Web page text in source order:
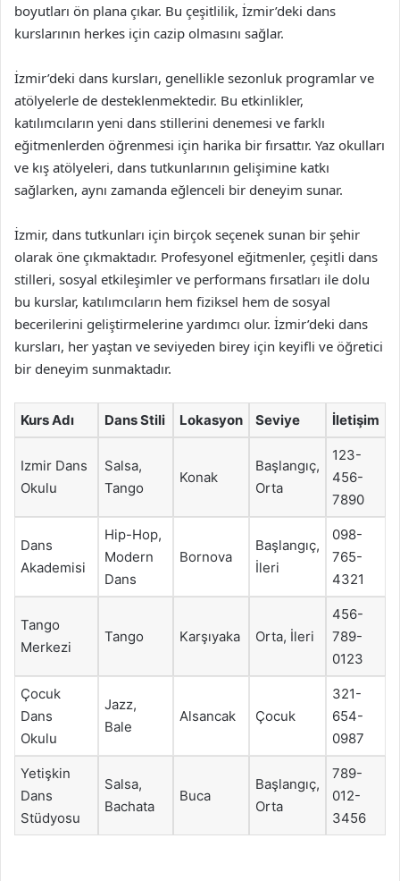
boyutları ön plana çıkar. Bu çeşitlilik, İzmir’deki dans
kurslarının herkes için cazip olmasını sağlar.
İzmir’deki dans kursları, genellikle sezonluk programlar ve
atölyelerle de desteklenmektedir. Bu etkinlikler,
katılımcıların yeni dans stillerini denemesi ve farklı
eğitmenlerden öğrenmesi için harika bir fırsattır. Yaz okulları
ve kış atölyeleri, dans tutkunlarının gelişimine katkı
sağlarken, aynı zamanda eğlenceli bir deneyim sunar.
İzmir, dans tutkunları için birçok seçenek sunan bir şehir
olarak öne çıkmaktadır. Profesyonel eğitmenler, çeşitli dans
stilleri, sosyal etkileşimler ve performans fırsatları ile dolu
bu kurslar, katılımcıların hem fiziksel hem de sosyal
becerilerini geliştirmelerine yardımcı olur. İzmir’deki dans
kursları, her yaştan ve seviyeden birey için keyifli ve öğretici
bir deneyim sunmaktadır.
Kurs Adı Dans Stili Lokasyon Seviye İletişim
Izmir Dans
Okulu
Salsa,
Tango
Konak
Başlangıç,
Orta
123-
456-
7890
Dans
Akademisi
Hip-Hop,
Modern
Dans
Bornova
Başlangıç,
İleri
098-
765-
4321
Tango
Merkezi
Tango Karşıyaka Orta, İleri
456-
789-
0123
Çocuk
Dans
Okulu
Jazz,
Bale
Alsancak Çocuk
321-
654-
0987
Yetişkin
Dans
Stüdyosu
Salsa,
Bachata
Buca
Başlangıç,
Orta
789-
012-
3456